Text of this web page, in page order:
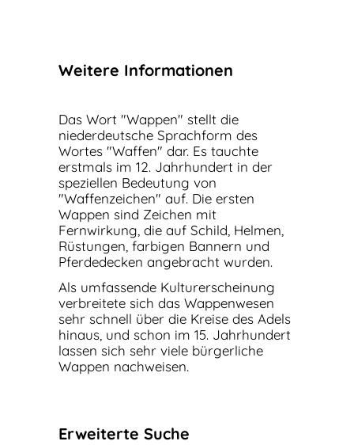
Weitere Informationen
Das Wort "Wappen" stellt die
niederdeutsche Sprachform des
Wortes "Waffen" dar. Es tauchte
erstmals im 12. Jahrhundert in der
speziellen Bedeutung von
"Waffenzeichen" auf. Die ersten
Wappen sind Zeichen mit
Fernwirkung, die auf Schild, Helmen,
Rüstungen, farbigen Bannern und
Pferdedecken angebracht wurden.
Als umfassende Kulturerscheinung
verbreitete sich das Wappenwesen
sehr schnell über die Kreise des Adels
hinaus, und schon im 15. Jahrhundert
lassen sich sehr viele bürgerliche
Wappen nachweisen.
Erweiterte Suche